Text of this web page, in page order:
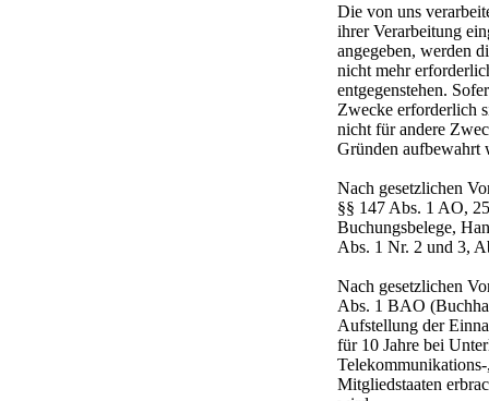
Die von uns
ihrer Verarbeitung
angegeben, werden
nicht mehr
entgegenstehen.
Zwecke erforderlich
nicht für andere
Gründen aufbewahrt
Nach gesetzlichen
§§ 147 Abs. 1 AO,
Buchungsbelege,
Abs. 1 Nr. 2 und 3,
Nach gesetzlichen
Abs. 1 BAO
Aufstellung der
für 10 Jahre bei
Mitgliedstaaten